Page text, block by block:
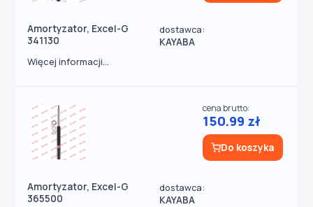
Amortyzator, Excel-G
341130
dostawca:
KAYABA
Więcej informacji...
Amortyzator, Excel-G
365500
dostawca:
KAYABA
cena brutto:
150.99 zł
Do koszyka